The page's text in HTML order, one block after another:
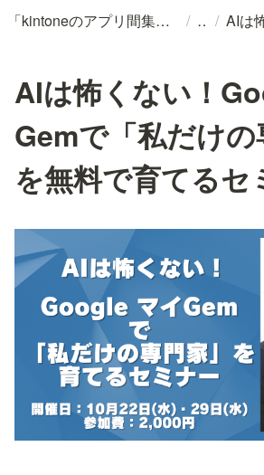
「kintoneのアプリ間集計・複雑な帳票出力」を諦めないでください。Accessの最強レポート機能を、あなたのkintoneに / /
AIは怖くない！
Gemで「私だけの
を無料で育てるセ